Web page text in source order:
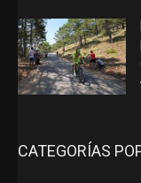
CATEGORÍAS